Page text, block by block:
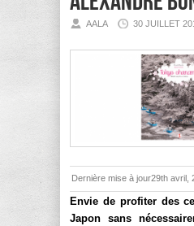
AALA 30 JUILLET
Dernière mise à jour29th avril,
Envie de profiter des
Japon sans